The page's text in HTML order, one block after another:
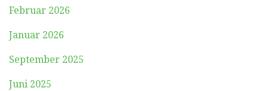
Februar 2026
Januar 2026
September 2025
Juni 2025